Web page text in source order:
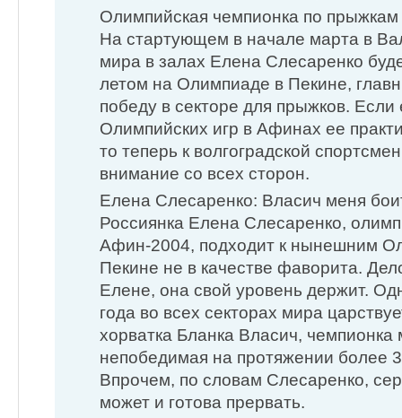
Олимпийская чемпионка по
На стартующем в начале марта в
мира в залах Елена Слесаренко
летом на Олимпиаде в Пекине,
победу в секторе для прыжков.
Олимпийских игр в Афинах ее
то теперь к волгоградской
внимание со всех сторон.
Елена Слесаренко: Власич меня
Россиянка Елена Слесаренко,
Афин-2004, подходит к нынешним
Пекине не в качестве фаворита.
Елене, она свой уровень держит.
года во всех секторах мира
хорватка Бланка Власич, чемпионка
непобедимая на протяжении более
Впрочем, по словам Слесаренко,
может и готова прервать.